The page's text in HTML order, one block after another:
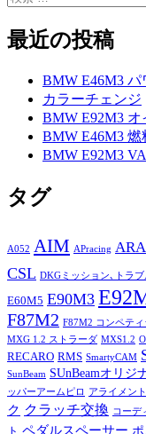
最近の投稿
BMW E46M3
カラーチェンジ
BMW E92M3
BMW E46M3
BMW E92M3
タグ
A052 AIM APracing
CSL DKGミッション､トラブ
E60M5 E90M3
F87M2 F87M2 コンペティ
MXG 1.2 ストラーダ MXS1.2
RECARO RMS SmartyCAM
SunBeam SUnBeamオリジ
ッパーアームピロ
アライメン
ク クラッチ交換 コーデ
ト ペダルスペーサー